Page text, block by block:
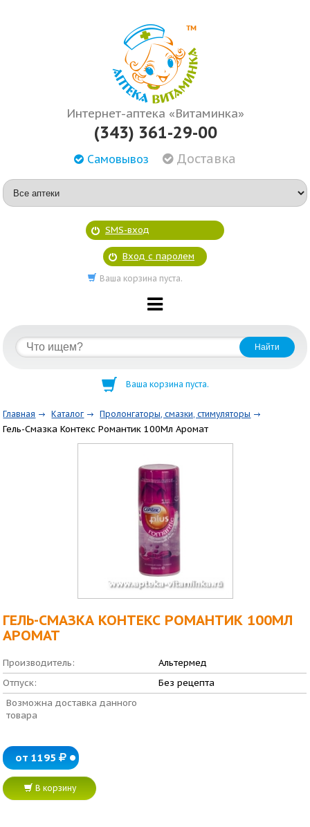
Интернет-аптека «Витаминка»
(343) 361-29-00
Самовывоз Доставка
SMS-вход
Вход с паролем
Ваша корзина пуста.
Ваша корзина пуста.
Главная Каталог Пролонгаторы, смазки, стимуляторы
Гель-Смазка Контекс Романтик 100Мл Аромат
ГЕЛЬ-СМАЗКА КОНТЕКС РОМАНТИК 100МЛ
АРОМАТ
Производитель:
Альтермед
Отпуск:
Без рецепта
Возможна доставка данного
товара
от 1195
В корзину